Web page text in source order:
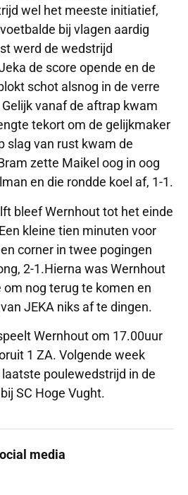
wel het meeste initiatief,
bij vlagen aardig
werd de wedstrijd
de score opende en de
schot alsnog in de verre
vanaf de aftrap kwam
tekort om de gelijkmaker
slag van rust kwam de
zette Maikel oog in oog
en die rondde koel af, 1-1.
bleef Wernhout tot het einde
kleine tien minuten voor
corner in twee pogingen
2-1.Hierna was Wernhout
nog terug te komen en
JEKA niks af te dingen.
Wernhout om 17.00uur
1 ZA. Volgende week
poulewedstrijd in de
SC Hoge Vught.
media